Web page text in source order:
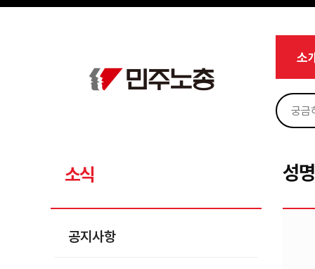
메뉴 건너뛰기
소
소식
공지사항
성
Sketchbook5, 스케치북5
Sketchbook5, 스케치북5